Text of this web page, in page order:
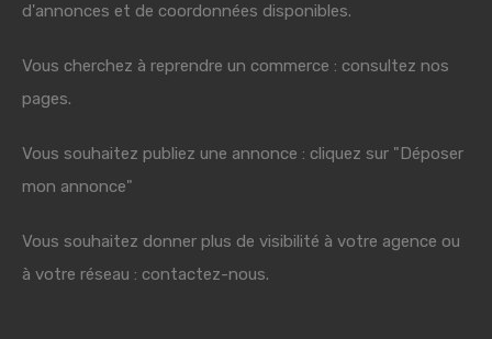
d'annonces et de coordonnées disponibles.
Vous cherchez à reprendre un commerce : consultez nos
pages.
Vous souhaitez publiez une annonce : cliquez sur "Déposer
mon annonce"
Vous souhaitez donner plus de visibilité à votre agence ou
à votre réseau : contactez-nous.